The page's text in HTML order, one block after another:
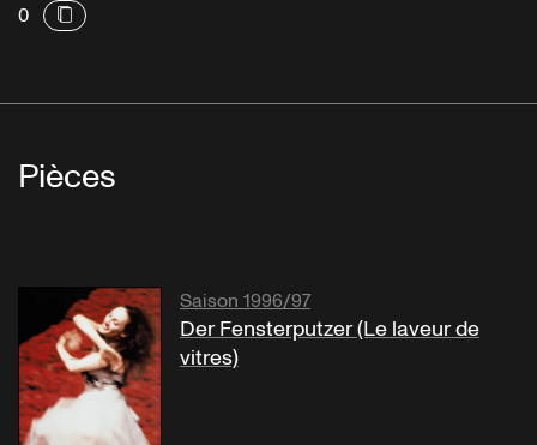
0
Pièces
Saison 1996/97
Der Fensterputzer (Le laveur de
vitres)